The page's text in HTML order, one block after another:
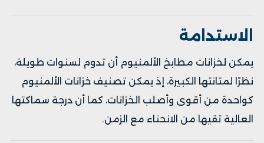
الاستدامة
يمكن لخزانات مطابخ الألمنيوم أن تدوم لسنوات طويلة،
نظرًا لمتانتها الكبيرة، إذ يمكن تصنيف خزانات الألمنيوم
كواحدة من أقوى وأصلب الخزانات، كما أن درجة سماكتها
العالية تقيها من الانحناء مع الزمن.